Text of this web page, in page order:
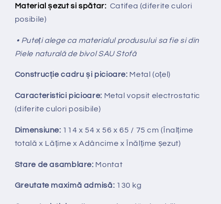
Material șezut si spătar: Catifea (diferite culori
posibile)
• Puteți alege ca materialul produsului sa fie si din
Piele naturală de bivol SAU Stofă
Construcție cadru și picioare: Metal (oțel)
Caracteristici picioare: Metal vopsit electrostatic
(diferite culori posibile)
Dimensiune: 114 x 54 x 56 x 65 / 75 cm (Înalțime
totală x Lățime x Adâncime x Înălțime șezut)
Stare de asamblare: Montat
Greutate maximă admisă: 130 kg